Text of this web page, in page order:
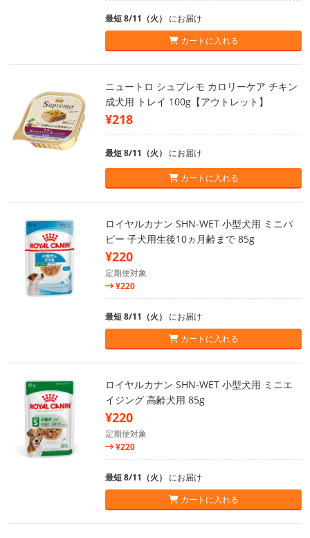
最短 8/11（火） にお届け
カートに入れる
ニュートロ シュプレモ カロリーケア チキン
成犬用 トレイ 100g【アウトレット】
¥218
最短 8/11（火） にお届け
カートに入れる
ロイヤルカナン SHN-WET 小型犬用 ミニパ
ピー 子犬用生後10ヵ月齢まで 85g
¥220
定期便対象
¥220
最短 8/11（火） にお届け
カートに入れる
ロイヤルカナン SHN-WET 小型犬用 ミニエ
イジング 高齢犬用 85g
¥220
定期便対象
¥220
最短 8/11（火） にお届け
カートに入れる